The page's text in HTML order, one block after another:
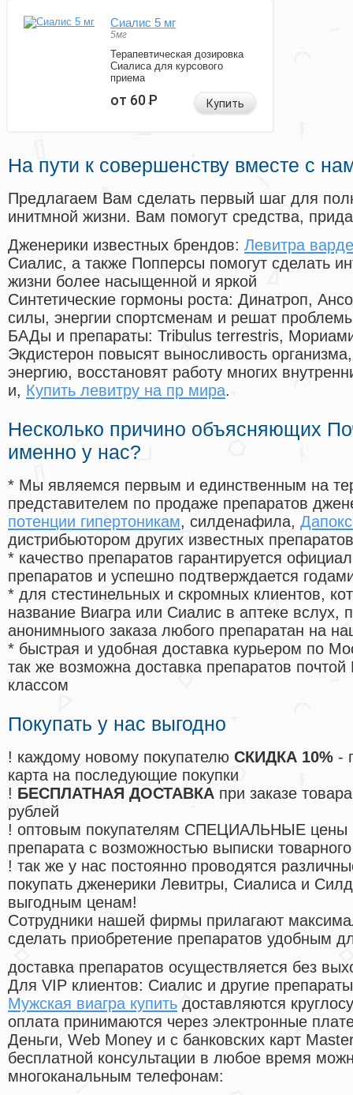
Сиалис 5 мг
5мг
Терапевтическая дозировка
Сиалиса для курсового
приема
от 60Р Купить
На пути к совершенству вместе с
Предлагаем Вам сделать первый шаг для
инитмной жизни. Вам помогут средства,
Дженерики известных брендов: Левитра
Сиалис, а также Попперсы помогут сделать
жизни более насыщенной и яркой
Синтетические гормоны роста: Динатроп,
силы, энергии спортсменам и решат
БАДы и препараты: Tribulus terrestris,
Экдистерон повысят выносливость
энергию, восстановят работу многих
и, Купить левитру на пр мира.
Несколько причино объясняющих
именно у нас?
* Мы являемся первым и единственным на
представителем по продаже препаратов
потенции гипертоникам, силденафила,
дистрибьютором других известных препаратов
* качество препаратов гарантируется
препаратов и успешно подтверждается
* для стестинельных и скромных клиентов,
название Виагра или Сиалис в аптеке вслух,
анонимныого заказа любого препаратан на
* быстрая и удобная доставка курьером по
так же возможна доставка препаратов
классом
Покупать у нас выгодно
! каждому новому покупателю СКИДКА 10% -
карта на последующие покупки
! БЕСПЛАТНАЯ ДОСТАВКА при заказе
рублей
! оптовым покупателям СПЕЦИАЛЬНЫЕ цены
препарата с возможностью выписки
! так же у нас постоянно проводятся
покупать дженерики Левитры, Сиалиса и
выгодным ценам!
Cотрудники нашей фирмы прилагают
сделать приобретение препаратов удобным
доставка препаратов осуществляется без
Для VIP клиентов: Сиалис и другие
Мужская виагра купить доставляются
оплата принимаются через электронные
Деньги, Web Money и с банковских карт
бесплатной консультации в любое время
многоканальным телефонам: